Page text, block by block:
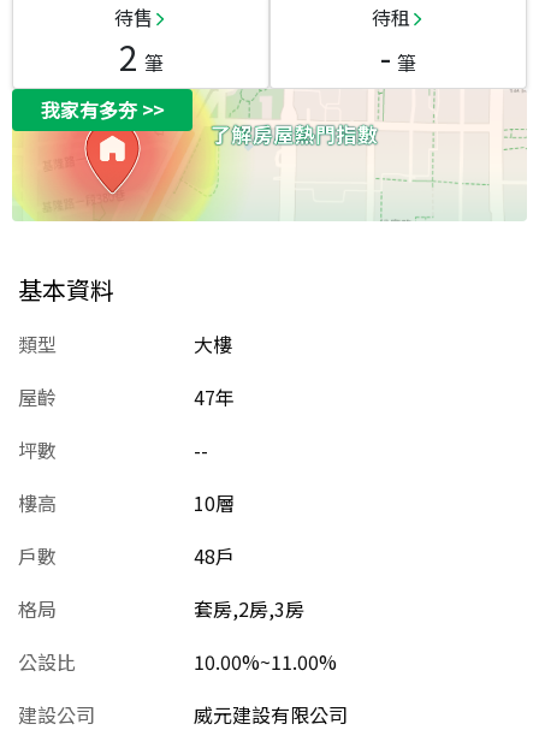
待售
2 筆
待租
- 筆
我家有多夯>>
基本資料
類型
大樓
屋齡
47年
坪數
--
樓高
10層
戶數
48戶
格局
套房,2房,3房
公設比
10.00%~11.00%
建設公司
威元建設有限公司